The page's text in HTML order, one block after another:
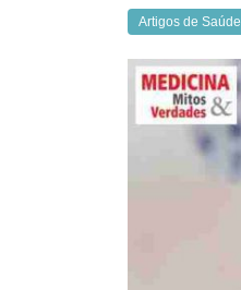
Artigos de Saúde